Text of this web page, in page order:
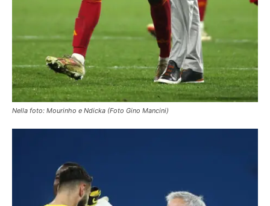
Nella foto: Mourinho e Ndicka (Foto Gino Mancini)